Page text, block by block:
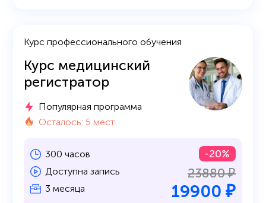
Курс профессионального обучения
Курс медицинский
регистратор
Популярная программа
Осталось: 5 мест
300 часов
Доступна запись
3 месяца
-20%
23880 ₽
19900 ₽